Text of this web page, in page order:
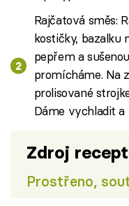
Rajčatová směs:
kostičky, bazalku
pepřem a
promícháme. Na
prolisované
Dáme vychladit a
Zdroj
Prostřeno,